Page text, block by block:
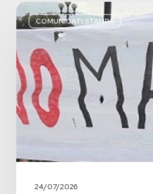
COMUNICATI STAMPA
Basta
bugie,
Regione
Lombardia
pratica
l’antimafia
solo
a
parole
24/07/2026